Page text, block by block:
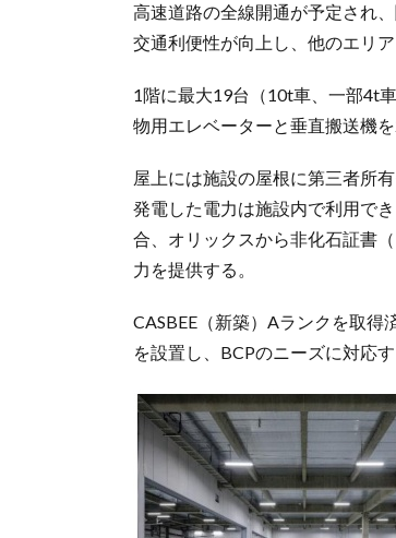
高速道路の全線開通が予定され
交通利便性が向上し、他のエリ
1階に最大19台（10t車、一部4t
物用エレベーターと垂直搬送機
屋上には施設の屋根に第三者所
発電した電力は施設内で利用で
合、オリックスから非化石証書
力を提供する。
CASBEE（新築）Aランクを取
を設置し、BCPのニーズに対応す